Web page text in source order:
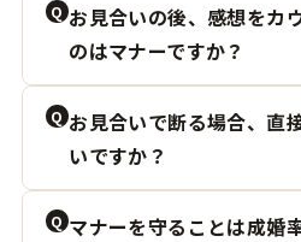
Q お見合いの後、感想をカ
のはマナーですか？
Q お見合いで断る場合、直
いですか？
Q マナーを守ることは成婚